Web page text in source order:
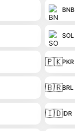
BNB
SOL
🇵🇰PKR
🇧🇷BRL
🇮🇩IDR